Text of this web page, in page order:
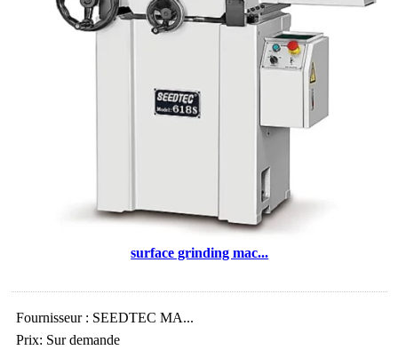
surface grinding mac...
Fournisseur : SEEDTEC MA...
Prix: Sur demande